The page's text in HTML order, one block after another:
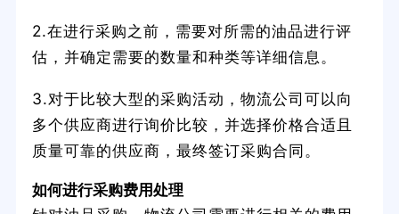
2.在进行采购之前，需要对所需的油品进行评
估，并确定需要的数量和种类等详细信息。
3.对于比较大型的采购活动，物流公司可以向
多个供应商进行询价比较，并选择价格合适且
质量可靠的供应商，最终签订采购合同。
如何进行采购费用处理